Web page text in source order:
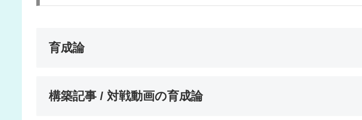
育成論
構築記事 / 対戦動画の育成論